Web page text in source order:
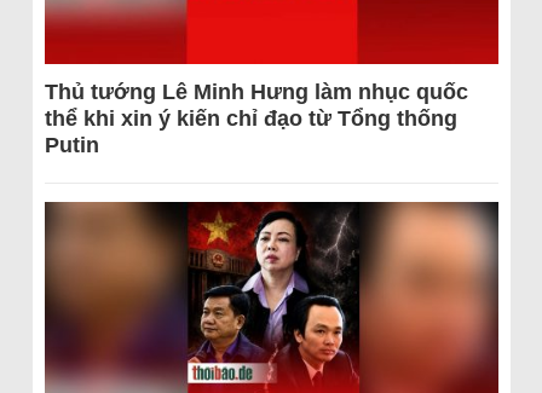
Thủ tướng Lê Minh Hưng làm nhục quốc
thể khi xin ý kiến chỉ đạo từ Tổng thống
Putin